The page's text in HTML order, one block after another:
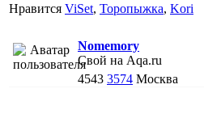
Нравится ViSet, Торопыжка, Kori
Nomemory
Свой на Aqa.ru
4543 3574 Москва